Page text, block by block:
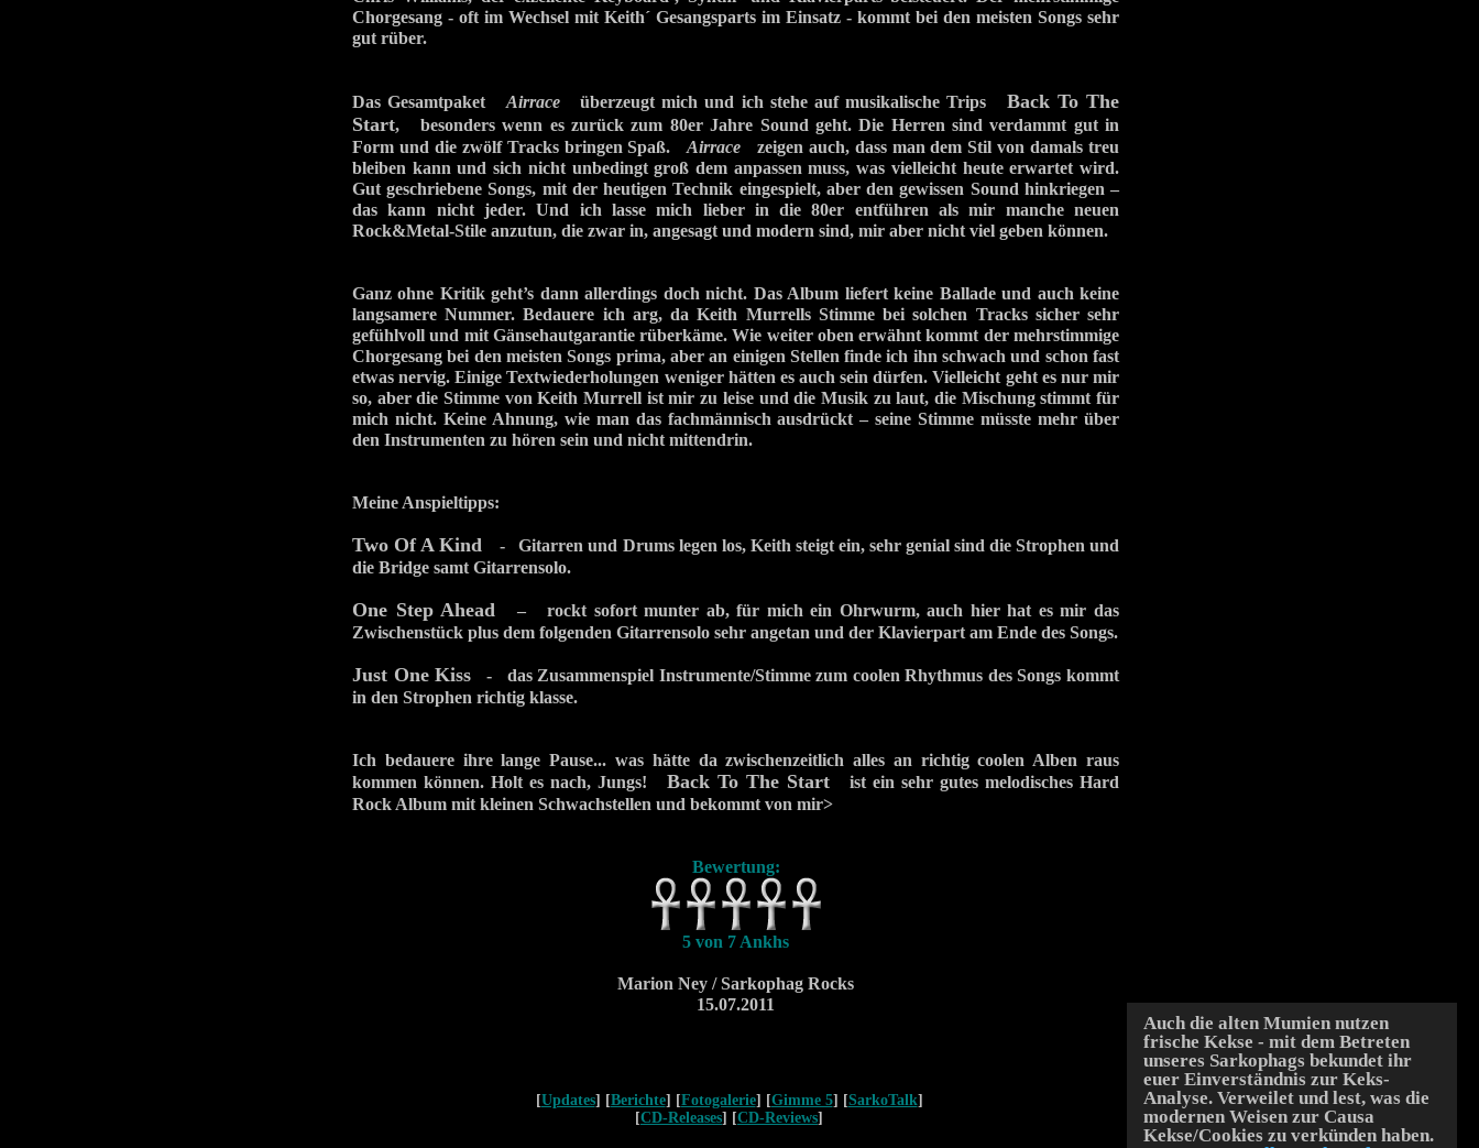
Auch die alten Mumien nutzen
frische Kekse - mit dem Betreten
unseres Sarkophags bekundet ihr
euer Einverständnis zur Keks-
Analyse. Verweilet und lest, was die
modernen Weisen zur Causa
Kekse/Cookies zu verkünden haben.
Chorgesang - oft im Wechsel mit Keith´ Gesangsparts im Einsatz - kommt bei den meisten Songs sehr
gut rüber.
Das Gesamtpaket Airraceüberzeugt mich und ich stehe auf musikalische Trips Back To The
Start, besonders wenn es zurück zum 80er Jahre Sound geht. Die Herren sind verdammt gut in
Form und die zwölf Tracks bringen Spaß.Airrace zeigen auch, dass man dem Stil von damals treu
bleiben kann und sich nicht unbedingt groß dem anpassen muss, was vielleicht heute erwartet wird.
Gut geschriebene Songs, mit der heutigen Technik eingespielt, aber den gewissen Sound hinkriegen –
das kann nicht jeder. Und ich lasse mich lieber in die 80er entführen als mir manche neuen
Rock&Metal-Stile anzutun, die zwar in, angesagt und modern sind, mir aber nicht viel geben können.
Ganz ohne Kritik geht’s dann allerdings doch nicht. Das Album liefert keine Ballade und auch keine
langsamere Nummer. Bedauere ich arg, da Keith Murrells Stimme bei solchen Tracks sicher sehr
gefühlvoll und mit Gänsehautgarantie rüberkäme. Wie weiter oben erwähnt kommt der mehrstimmige
Chorgesang bei den meisten Songs prima, aber an einigen Stellen finde ich ihn schwach und schon fast
etwas nervig. Einige Textwiederholungen weniger hätten es auch sein dürfen. Vielleicht geht es nur mir
so, aber die Stimme von Keith Murrell ist mir zu leise und die Musik zu laut, die Mischung stimmt für
mich nicht. Keine Ahnung, wie man das fachmännisch ausdrückt – seine Stimme müsste mehr über
den Instrumenten zu hören sein und nicht mittendrin.
Meine Anspieltipps:
Two Of A Kind - Gitarren und Drums legen los, Keith steigt ein, sehr genial sind die Strophen und
die Bridge samt Gitarrensolo.
One Step Ahead – rockt sofort munter ab, für mich ein Ohrwurm, auch hier hat es mir das
Zwischenstück plus dem folgenden Gitarrensolo sehr angetan und der Klavierpart am Ende des Songs.
Just One Kiss - das Zusammenspiel Instrumente/Stimme zum coolen Rhythmus des Songs kommt
in den Strophen richtig klasse.
Ich bedauere ihre lange Pause... was hätte da zwischenzeitlich alles an richtig coolen Alben raus
kommen können. Holt es nach, Jungs! Back To The Start ist ein sehr gutes melodisches Hard
Rock Album mit kleinen Schwachstellen und bekommt von mir>
Bewertung:
5 von 7 Ankhs
Marion Ney / Sarkophag Rocks
15.07.2011
[Updates] [Berichte] [Fotogalerie] [Gimme 5] [SarkoTalk]
[CD-Releases] [CD-Reviews]